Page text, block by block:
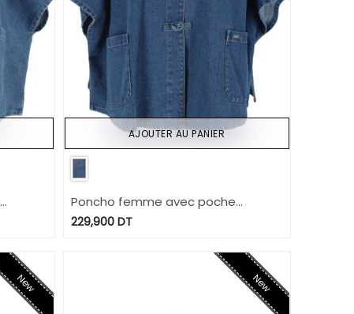
Poncho femme avec poche
plaquée - ZINA 2.0
229,900DT
AJOUTER AU PANIER
New New